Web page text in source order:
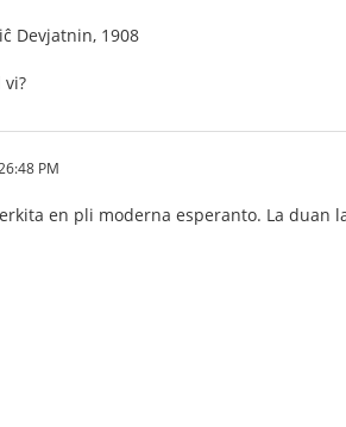
Devjatnin, 1908
PM
en pli moderna esperanto. La duan